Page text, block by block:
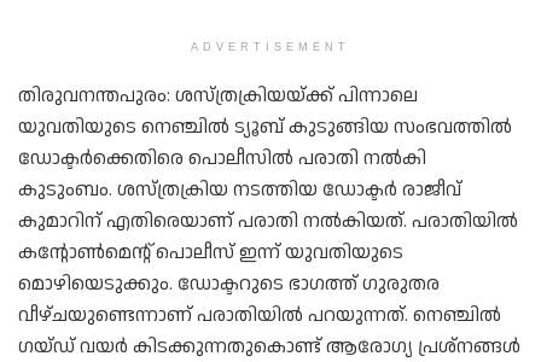
ADVERTISEMENT
തിരുവനന്തപുരം: ശസ്ത്രക്രിയയ്ക്ക് പിന്നാലെ
യുവതിയുടെ നെഞ്ചിൽ ട്യൂബ് കുടുങ്ങിയ സംഭവത്തിൽ
ഡോക്ടർക്കെതിരെ പൊലീസിൽ പരാതി നൽകി
കുടുംബം. ശസ്ത്രക്രിയ നടത്തിയ ഡോക്ടർ രാജീവ്‌
കുമാറിന് എതിരെയാണ് പരാതി നൽകിയത്. പരാതിയിൽ
കന്റോൺമെന്റ് പൊലീസ് ഇന്ന് യുവതിയുടെ
മൊഴിയെടുക്കും. ഡോക്ടറുടെ ഭാഗത്ത് ഗുരുതര
വീഴ്ചയുണ്ടെന്നാണ് പരാതിയില്‍ പറയുന്നത്. നെഞ്ചില്‍
ഗയ്ഡ് വയർ കിടക്കുന്നതുകൊണ്ട് ആരോഗ്യ പ്രശ്നങ്ങൾ